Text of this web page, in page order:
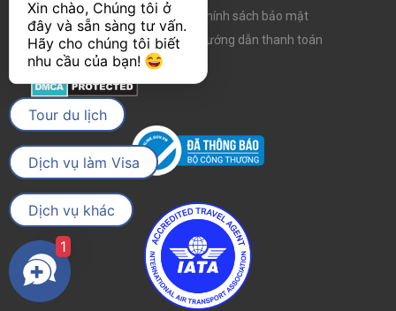
Tin tức
Hợp tác cùng Cattour
Cơ hội nghề nghiệp
Chính sách bảo mật
Hướng dẫn thanh toán
Xin chào, Chúng tôi ở
đây và sẵn sàng tư vấn.
Hãy cho chúng tôi biết
nhu cầu của bạn!
Tour du lịch
Dịch vụ làm Visa
Dịch vụ khác
1